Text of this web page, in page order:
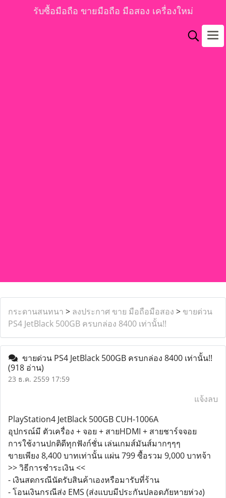
รับซื้อมือถือ ขายมือถือ มือสอง เครื่องใหม่
กระดานสนทนา > ลงประกาศ ขาย มือถือมือสอง > ขายด่วน
PS4 JetBlack 500GB ครบกล่อง 8400 เท่านั้น!!
ขายด่วน PS4 JetBlack 500GB ครบกล่อง 8400 เท่านั้น!!
(918 อ่าน)
23 ธ.ค. 2559 17:59
แจ้งลบ
PlayStation4 JetBlack 500GB CUH-1006A
อุปกรณ์มี ตัวเครื่อง + จอย + สายHDMI + สายชาร์จจอย
การใช้งานปกติดีทุกฟังก์ชั่น เล่นเกมส์มันส์มากๆๆๆ
ขายเพียง 8,400 บาทเท่านั้น แผ่น 799 ซื้อรวม 9,000 บาทจ้า
>> วิธีการชำระเงิน <<
- เงินสดกรณีนัดรับสินค้าเองหรือมารับที่ร้าน
- โอนเงินกรณีส่ง EMS (ส่งแบบมีประกันปลอดภัยหายห่วง)